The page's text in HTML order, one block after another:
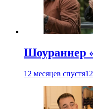
Шоураннер
12 месяцев спустя